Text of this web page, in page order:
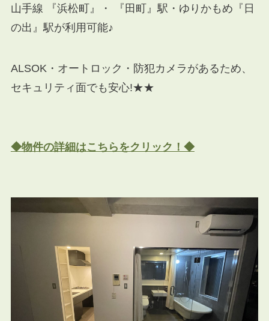
山手線 『浜松町』・ 『田町』駅・ゆりかもめ『日
の出』駅が利用可能♪
ALSOK・オートロック・防犯カメラがあるため、
セキュリティ面でも安心!★★
◆物件の詳細はこちらをクリック！◆